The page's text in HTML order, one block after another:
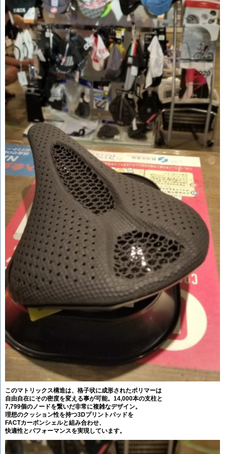
このマトリックス構造は、格子状に成形されたポリマーは
自由自在にその密度を変える事が可能。14,000本の支柱と
7,799個のノードを繋いだ非常に複雑なデザイン。
理想のクッション性を持つ3Dプリントパッドを
FACTカーボンシェルと組み合わせ、
快適性とパフォーマンスを実現しています。